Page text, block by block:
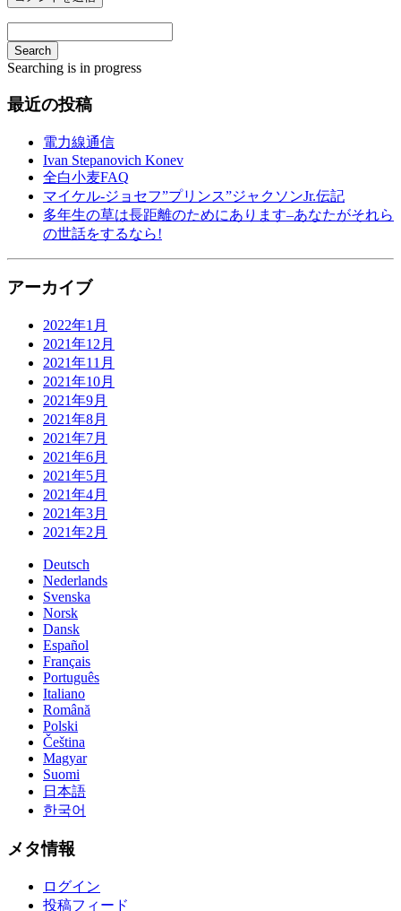
Search
Searching is in progress
最近の投稿
電力線通信
Ivan Stepanovich Konev
全白小麦FAQ
マイケル-ジョセフ”プリンス”ジャクソンJr.伝記
多年生の草は長距離のためにあります–あなたがそれら
の世話をするなら!
アーカイブ
2022年1月
2021年12月
2021年11月
2021年10月
2021年9月
2021年8月
2021年7月
2021年6月
2021年5月
2021年4月
2021年3月
2021年2月
Deutsch
Nederlands
Svenska
Norsk
Dansk
Español
Français
Português
Italiano
Română
Polski
Čeština
Magyar
Suomi
日本語
한국어
メタ情報
ログイン
投稿フィード